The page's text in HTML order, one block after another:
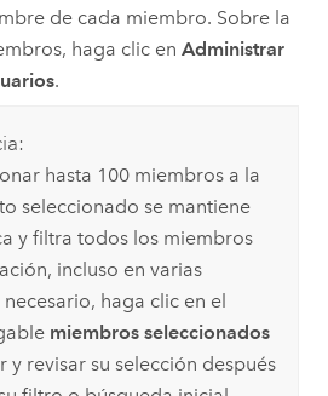
de cada miembro. Sobre la
haga clic enAdministrar
.
hasta 100 miembros a la
seleccionado se mantiene
y filtra todos los miembros
incluso en varias
haga clic en el
miembros seleccionados
y revisar su selección después